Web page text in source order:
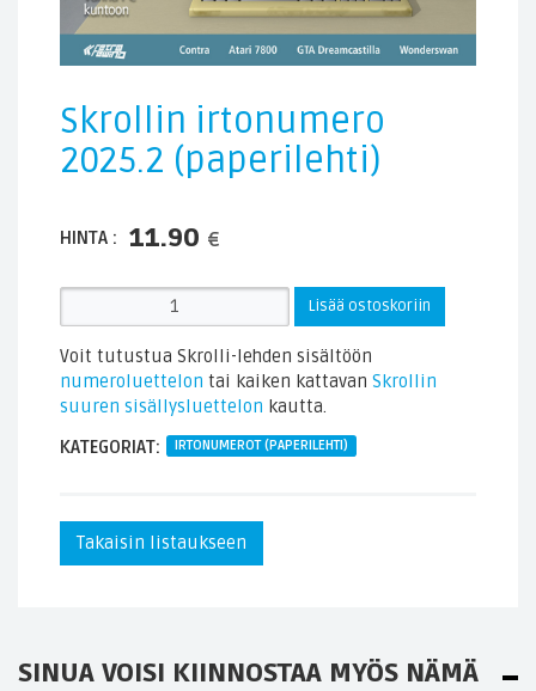
Skrollin irtonumero
2025.2 (paperilehti)
HINTA : 11.90 €
irtonumero
2025.2
(paperilehti)
määrä
Lisää ostoskoriin
Voit tutustua Skrolli-lehden sisältöön
numeroluettelon tai kaiken kattavan Skrollin
suuren sisällysluettelon kautta.
KATEGORIAT:
IRTONUMEROT (PAPERILEHTI)
Takaisin listaukseen
SINUA VOISI KIINNOSTAA MYÖS NÄMÄ